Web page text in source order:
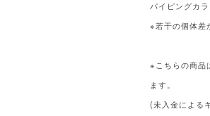
パイピングカ
※若干の個体差
※こちらの商品
ます。
(未入金による